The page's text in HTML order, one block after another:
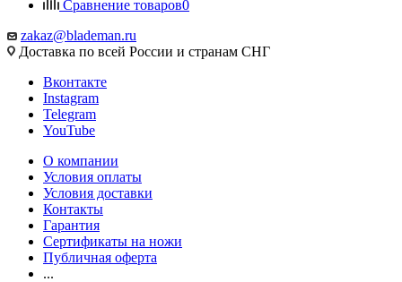
Сравнение товаров0
zakaz@blademan.ru
Доставка по всей России и странам СНГ
Вконтакте
Instagram
Telegram
YouTube
О компании
Условия оплаты
Условия доставки
Контакты
Гарантия
Сертификаты на ножи
Публичная оферта
...